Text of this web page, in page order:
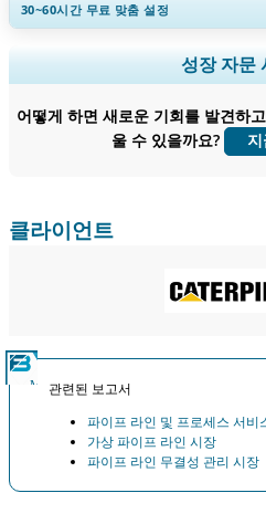
30~60시간무료 맞춤 설정
지역 및 국가 범위 확장, 세그먼트 분
종 사용자
지금 맞
성장 자문
어떻게 하면 새로운 기회를 발견하
울 수 있을까요?
클라이언트
관련된 보고서
파이프 라인 및 프로세스 서비
가상 파이프 라인 시장
파이프 라인 무결성 관리 시장